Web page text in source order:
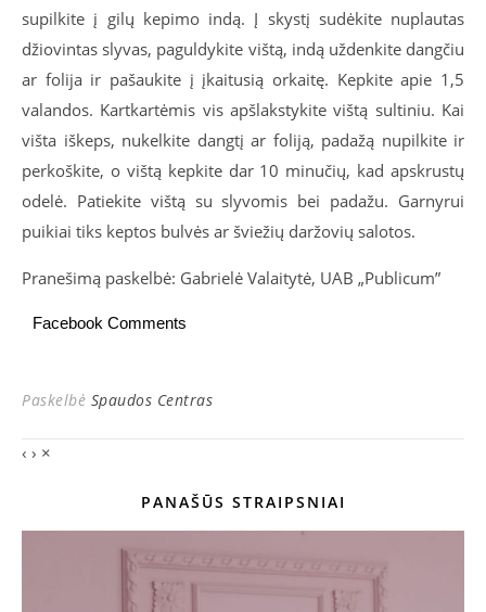
supilkite į gilų kepimo indą. Į skystį sudėkite nuplautas
džiovintas slyvas, paguldykite vištą, indą uždenkite dangčiu
ar folija ir pašaukite į įkaitusią orkaitę. Kepkite apie 1,5
valandos. Kartkartėmis vis apšlakstykite vištą sultiniu. Kai
višta iškeps, nukelkite dangtį ar foliją, padažą nupilkite ir
perkoškite, o vištą kepkite dar 10 minučių, kad apskrustų
odelė. Patiekite vištą su slyvomis bei padažu. Garnyrui
puikiai tiks keptos bulvės ar šviežių daržovių salotos.
Pranešimą paskelbė: Gabrielė Valaitytė, UAB „Publicum”
Facebook Comments
Paskelbė Spaudos Centras
‹ › ×
PANAŠŪS STRAIPSNIAI